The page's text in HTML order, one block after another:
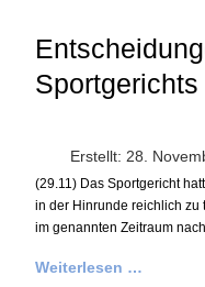
Sportgerichts
Erstellt: 28.
(29.11) Das Sportgericht
in der Hinrunde reichlich zu
im genannten Zeitraum
Weiterlesen …